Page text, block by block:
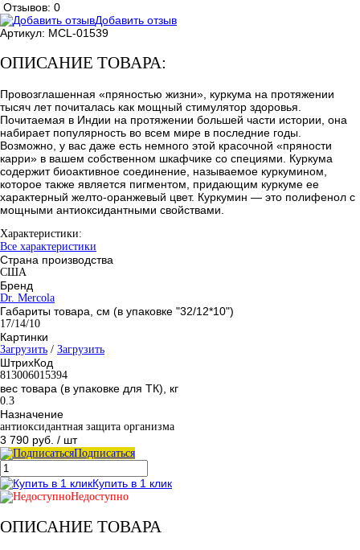
Отзывов: 0
Добавить отзыв
Артикул: MCL-01539
ОПИСАНИЕ ТОВАРА:
Провозглашенная «пряностью жизни», куркума на протяжении
тысяч лет почиталась как мощный стимулятор здоровья.
Почитаемая в Индии на протяжении большей части истории, она
набирает популярность во всем мире в последние годы.
Возможно, у вас даже есть немного этой красочной «пряности
карри» в вашем собственном шкафчике со специями. Куркума
содержит биоактивное соединение, называемое куркумином,
которое также является пигментом, придающим куркуме ее
характерный желто-оранжевый цвет. Куркумин — это полифенол с
мощными антиоксидантными свойствами.
Характеристики:
Все характеристики
Страна производства
США
Бренд
Dr. Mercola
Габариты товара, см (в упаковке "32/12*10")
17/14/10
Картинки
Загрузить / Загрузить
ШтрихКод
813006015394
вес товара (в упаковке для ТК), кг
0.3
Назначение
антиоксидантная защита организма
3 790 руб. / шт
Подписаться
Купить в 1 клик
Недоступно
ОПИСАНИЕ ТОВАРА